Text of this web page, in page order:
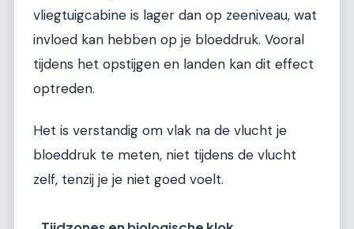
vliegtuigcabine is lager dan op zeeniveau, wat
invloed kan hebben op je bloeddruk. Vooral
tijdens het opstijgen en landen kan dit effect
optreden.
Het is verstandig om vlak na de vlucht je
bloeddruk te meten, niet tijdens de vlucht
zelf, tenzij je je niet goed voelt.